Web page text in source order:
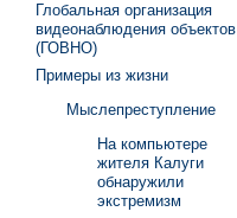
Глобальная организация
видеонаблюдения объектов
(ГОВНО)
Примеры из жизни
Мыслепреступление
На компьютере
жителя Калуги
обнаружили
экстремизм